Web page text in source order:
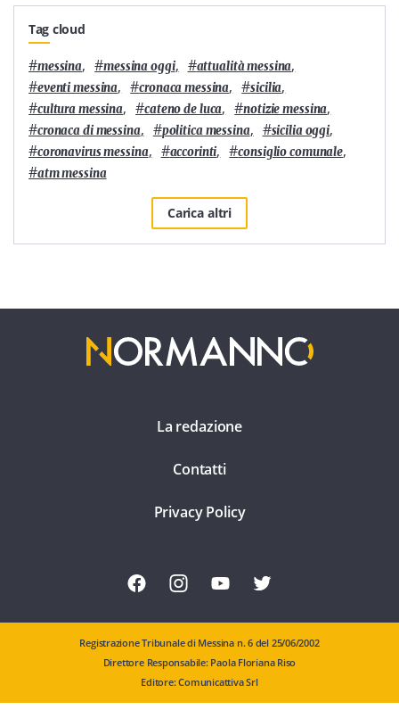
Tag cloud
#messina, #messina oggi, #attualità messina,
#eventi messina, #cronaca messina, #sicilia,
#cultura messina, #cateno de luca, #notizie messina,
#cronaca di messina, #politica messina, #sicilia oggi,
#coronavirus messina, #accorinti, #consiglio comunale,
#atm messina
Carica altri
La redazione
Contatti
Privacy Policy
Registrazione Tribunale di Messina n. 6 del 25/06/2002
Direttore Responsabile: Paola Floriana Riso
Editore: Comunicattiva Srl